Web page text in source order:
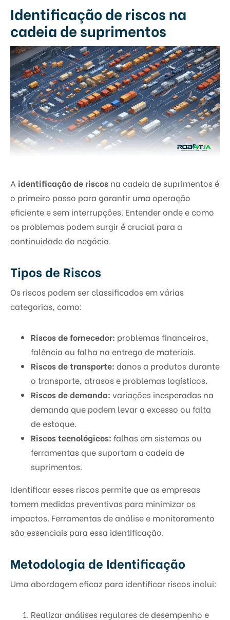
Identificação de riscos na
cadeia de suprimentos
A identificação de riscos na cadeia de suprimentos é
o primeiro passo para garantir uma operação
eficiente e sem interrupções. Entender onde e como
os problemas podem surgir é crucial para a
continuidade do negócio.
Tipos de Riscos
Os riscos podem ser classificados em várias
categorias, como:
Riscos de fornecedor: problemas financeiros,
falência ou falha na entrega de materiais.
Riscos de transporte: danos a produtos durante
o transporte, atrasos e problemas logísticos.
Riscos de demanda: variações inesperadas na
demanda que podem levar a excesso ou falta
de estoque.
Riscos tecnológicos: falhas em sistemas ou
ferramentas que suportam a cadeia de
suprimentos.
Identificar esses riscos permite que as empresas
tomem medidas preventivas para minimizar os
impactos. Ferramentas de análise e monitoramento
são essenciais para essa identificação.
Metodologia de Identificação
Uma abordagem eficaz para identificar riscos inclui:
Realizar análises regulares de desempenho e